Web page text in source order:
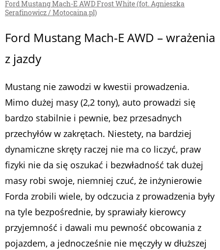
Ford Mustang Mach-E AWD Frost White (fot. Agnieszka
Serafinowicz / Motocaina.pl)
Ford Mustang Mach-E AWD – wrażenia
z jazdy
Mustang nie zawodzi w kwestii prowadzenia.
Mimo dużej masy (2,2 tony), auto prowadzi się
bardzo stabilnie i pewnie, bez przesadnych
przechyłów w zakrętach. Niestety, na bardziej
dynamiczne skręty raczej nie ma co liczyć, praw
fizyki nie da się oszukać i bezwładność tak dużej
masy robi swoje, niemniej czuć, że inżynierowie
Forda zrobili wiele, by odczucia z prowadzenia były
na tyle bezpośrednie, by sprawiały kierowcy
przyjemność i dawali mu pewność obcowania z
pojazdem, a jednocześnie nie męczyły w dłuższej